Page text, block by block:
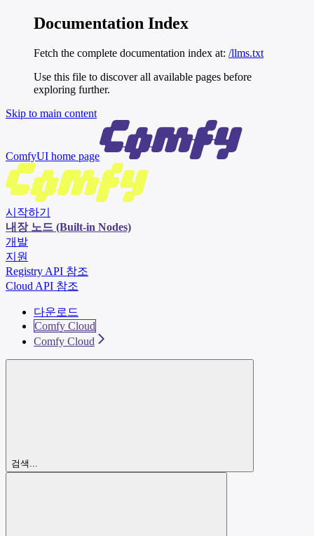
Documentation Index
Fetch the complete documentation index at: /llms.txt
Use this file to discover all available pages before
exploring further.
Skip to main content
ComfyUI home page
시작하기
내장 노드 (Built-in Nodes)
개발
지원
Registry API 참조
Cloud API 참조
다운로드
Comfy Cloud
Comfy Cloud
검색...